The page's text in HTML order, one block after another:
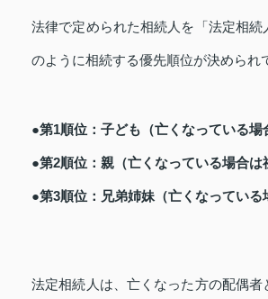
法律で定められた相続人を「法定相続
のように相続する優先順位が決められ
●第1順位：子ども（亡くなっている場
●第2順位：親（亡くなっている場合は
●第3順位：兄弟姉妹（亡くなっている
法定相続人は、亡くなった方の配偶者